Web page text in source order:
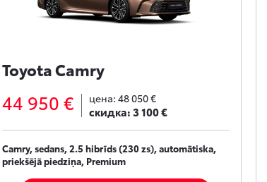
Toyota Camry
44 950 € цена: 48 050 €
скидка:3 100 €
Camry, sedans, 2.5 hibrīds (230 zs), automātiska,
priekšējā piedziņa, Premium